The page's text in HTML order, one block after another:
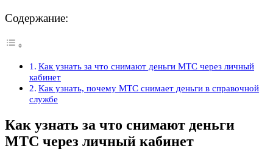
Содержание:
Как узнать за что снимают деньги МТС через личный
кабинет
Как узнать, почему МТС снимает деньги в справочной
службе
Как узнать за что снимают деньги
МТС через личный кабинет